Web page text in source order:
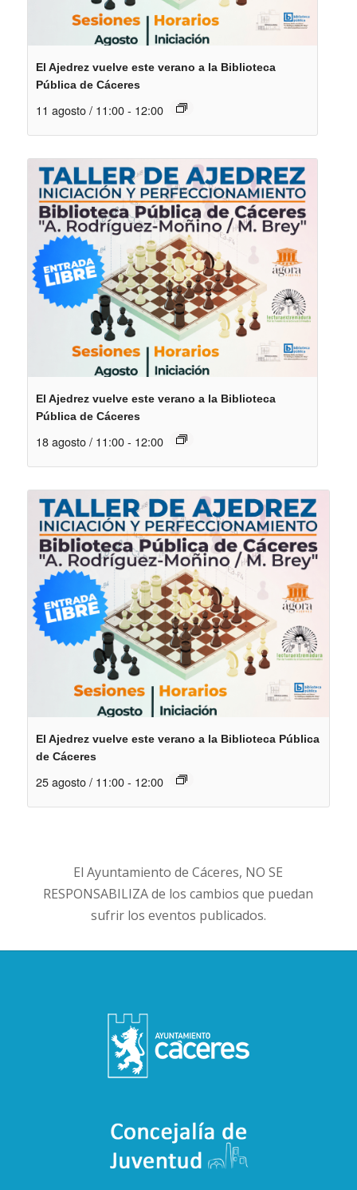
El Ajedrez vuelve este verano a la Biblioteca
Pública de Cáceres
11 agosto / 11:00 - 12:00
El Ajedrez vuelve este verano a la Biblioteca
Pública de Cáceres
18 agosto / 11:00 - 12:00
El Ajedrez vuelve este verano a la Biblioteca Pública
de Cáceres
25 agosto / 11:00 - 12:00
El Ayuntamiento de Cáceres, NO SE
RESPONSABILIZA de los cambios que puedan
sufrir los eventos publicados.